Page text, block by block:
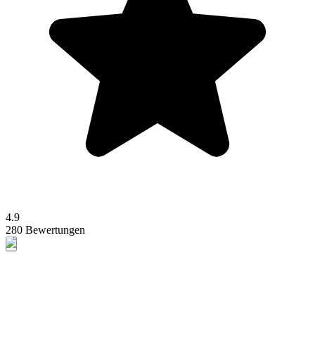
4.9
280 Bewertungen